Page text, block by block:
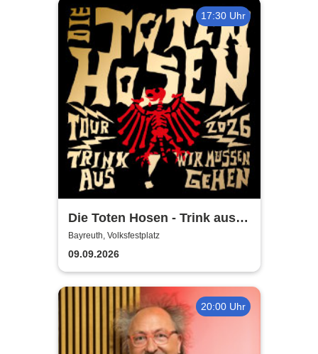
17:30 Uhr
Die Toten Hosen - Trink aus!
Wir müssen gehen - Tour
2026
Bayreuth, Volksfestplatz
09.09.2026
20:00 Uhr